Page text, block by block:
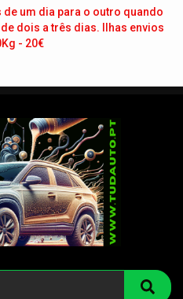
de um dia para o outro quando
dois a três dias. Ilhas envios
- 20€